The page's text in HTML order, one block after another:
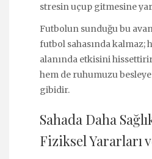
stresin uçup gitmesine
Futbolun sunduğu bu
futbol sahasında kalmaz;
alanında etkisini
hem de ruhumuzu
gibidir.
Sahada Daha
Fiziksel Yararları